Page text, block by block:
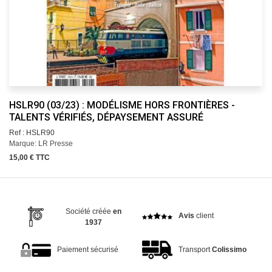
HSLR90 (03/23) : MODÉLISME HORS FRONTIÈRES -
TALENTS VÉRIFIÉS, DÉPAYSEMENT ASSURÉ
Ref : HSLR90
Marque: LR Presse
15,00 € TTC
Société créée en
1937
Avis client
Paiement sécurisé TransportColissimo